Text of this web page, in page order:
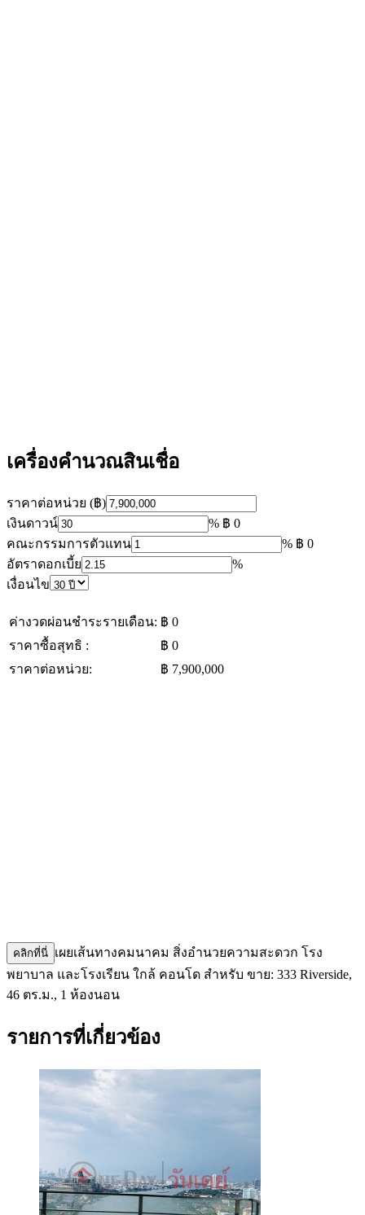
เครื่องคำนวณสินเชื่อ
ราคาต่อหน่วย (฿)
เงินดาวน์
% ฿ 0
คณะกรรมการตัวแทน
% ฿ 0
อัตราดอกเบี้ย
%
เงื่อนไข
ค่างวดผ่อนชำระรายเดือน: ฿ 0
ราคาซื้อสุทธิ :
฿ 0
ราคาต่อหน่วย:
฿ 7,900,000
คลิกที่นี่ เผยเส้นทางคมนาคม สิ่งอำนวยความสะดวก โรง
พยาบาล และโรงเรียน ใกล้ คอนโด สำหรับ ขาย: 333 Riverside,
46 ตร.ม., 1 ห้องนอน
รายการที่เกี่ยวข้อง